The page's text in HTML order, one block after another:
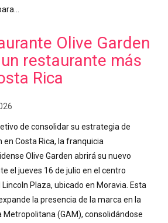
Olive Garden
restaurante más
Rica
de consolidar su estrategia de
en Costa Rica, la franquicia
Olive Garden abrirá su nuevo
el jueves 16 de julio en el centro
Plaza, ubicado en Moravia. Esta
la presencia de la marca en la
Metropolitana (GAM), consolidándose